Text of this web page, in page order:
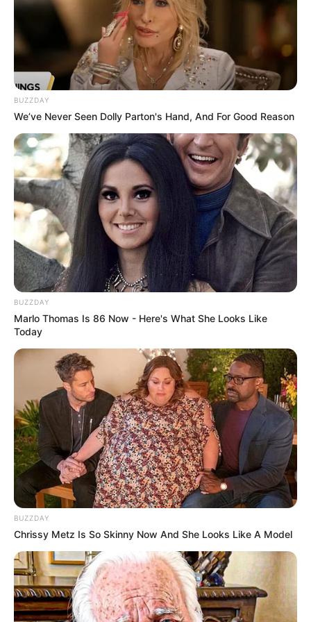
“Edhe nëse ka pak minuta, ai nuk ka humbur disa cilësi të
BUZZDAY
We’ve Never Seen Dolly Parton's Hand, And For Good Reason
BUZZDAY
Marlo Thomas Is 86 Now - Here's What She Looks Like
Today
BUZZDAY
Chrissy Metz Is So Skinny Now And She Looks Like A Model